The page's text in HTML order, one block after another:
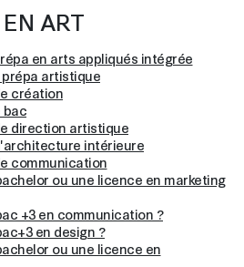
ART
en arts appliqués intégrée
artistique
création
bac
direction artistique
intérieure
communication
ou une licence en marketing
+3 en communication ?
en design ?
ou une licence en